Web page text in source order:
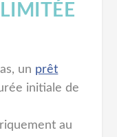
un prêt
initiale de
au